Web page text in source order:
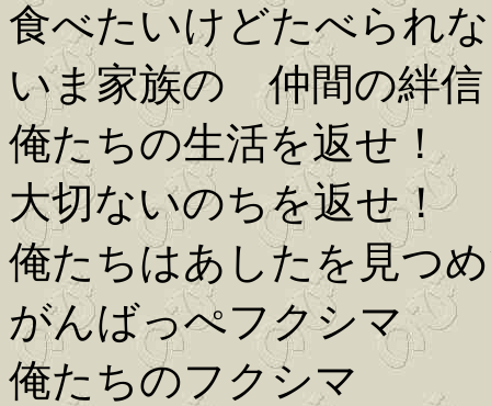
食べたいけどたべられ
いま家族の 仲間の絆信
俺たちの生活を返せ！
大切ないのちを返せ！
俺たちはあしたを見つ
がんばっぺフクシマ
俺たちのフクシマ